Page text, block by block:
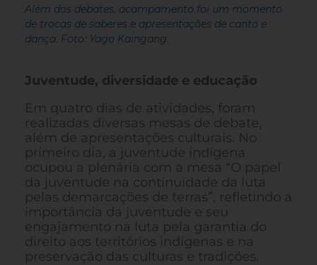
Além dos debates, acampamento foi um momento
de trocas de saberes e apresentações de canto e
dança. Foto: Yago Kaingang
Juventude, diversidade e educação
Em quatro dias de atividades, foram
realizadas diversas mesas de debate,
além de apresentações culturais. No
primeiro dia, a juventude indígena
ocupou a plenária com a mesa “O papel
da juventude na continuidade da luta
pelas demarcações de terras”, refletindo a
importância da juventude e seu
engajamento na luta pela garantia do
direito aos territórios indígenas e na
preservação das culturas e tradições.